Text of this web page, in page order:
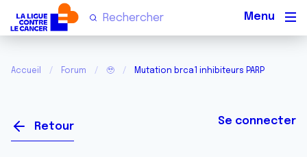
Accueil Forum 🥹 Mutation brca1 inhibiteurs PARP
Retour Se connecter